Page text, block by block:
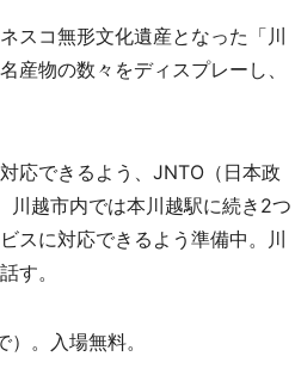
スコ無形文化遺産となった「川
産物の数々をディスプレーし、
応できるよう、JNTO（日本政
川越市内では本川越駅に続き2つ
スに対応できるよう準備中。川
す。
。入場無料。